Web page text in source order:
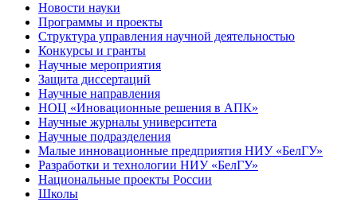
Новости науки
Программы и проекты
Структура управления научной деятельностью
Конкурсы и гранты
Научные мероприятия
Защита диссертаций
Научные направления
НОЦ «Иновационные решения в АПК»
Научные журналы университета
Научные подразделения
Малые инновационные предприятия НИУ «БелГУ»
Разработки и технологии НИУ «БелГУ»
Национальные проекты России
Школы